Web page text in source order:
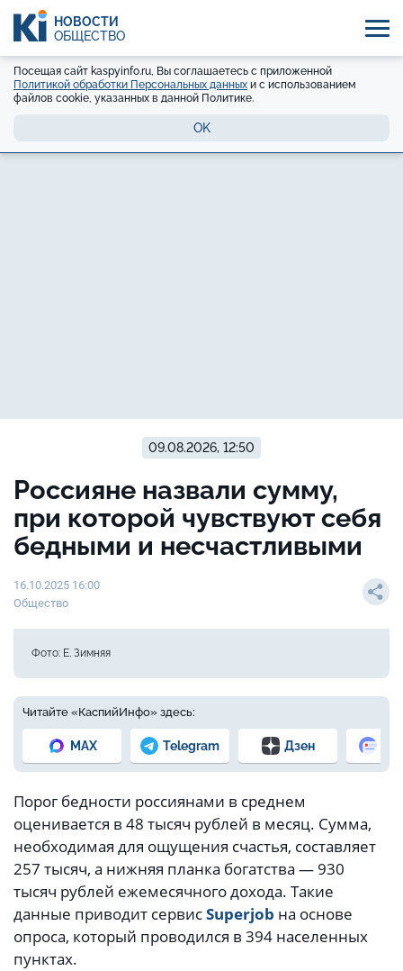
НОВОСТИ
ОБЩЕСТВО
Посещая сайт kaspyinfo.ru, Вы соглашаетесь с приложенной
Политикой обработки Персональных данных и с использованием
файлов cookie, указанных в данной Политике.
OK
09.08.2026, 12:50
Россияне назвали сумму,
при которой чувствуют себя
бедными и несчастливыми
16.10.2025 16:00
Общество
Фото: Е. Зимняя
Читайте «КаспийИнфо» здесь:
MAX Telegram Дзен
Порог бедности россиянами в среднем
оценивается в 48 тысяч рублей в месяц. Сумма,
необходимая для ощущения счастья, составляет
257 тысяч, а нижняя планка богатства — 930
тысяч рублей ежемесячного дохода. Такие
данные приводит сервисSuperjob на основе
опроса, который проводился в 394 населенных
пунктах.